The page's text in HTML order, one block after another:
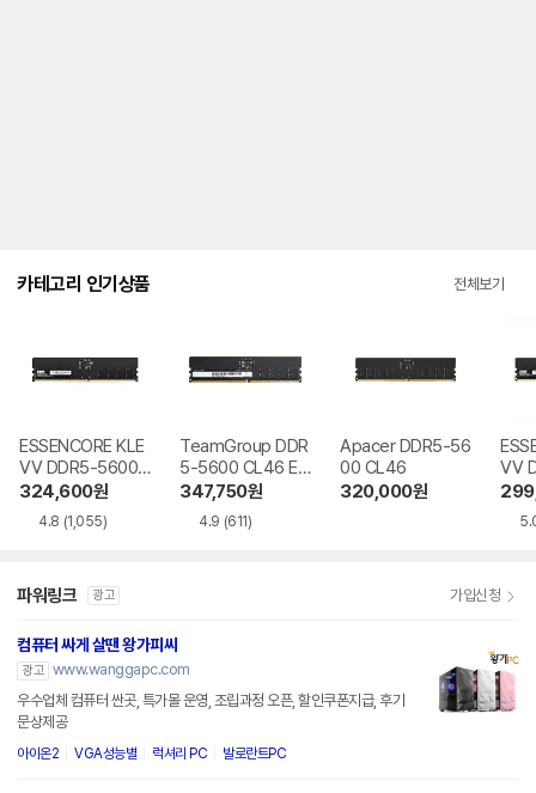
카테고리 인기상품 전체보기
ESSENCORE KLE
VV DDR5-5600
CL46 파인인포
324,600원
4.8 (1,055)
TeamGroup DDR
5-5600 CL46 Elit
e 서린
347,750원
4.9 (611)
Apacer DDR5-56
00 CL46
320,000원
VV
파워링크 광고 가입신청
컴퓨터 싸게 살땐 왕가피씨
광고 www.wanggapc.com
우수업체 컴퓨터 싼곳, 특가몰 운영, 조립과정 오픈, 할인쿠폰지급, 후기
문상제공
아이온2 VGA성능별 럭셔리 PC 발로란트PC